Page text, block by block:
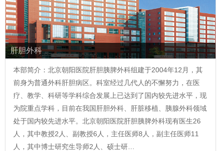
肝胆外科
本部简介：北京朝阳医院肝胆胰脾外科组建于2004年12月，其
前身为普通外科肝胆病区。科室经过几代人的不懈努力，在医
疗、教学、科研等学科综合发展上已达到了国内较先进水平，现
为院重点学科，目前在我国肝胆外科、肝脏移植、胰腺外科领域
处于国内较先进水平。北京朝阳医院肝胆胰脾外科现有医生26
人，其中教授2人、副教授6人，主任医师8人，副主任医师11
人，其中博士研究生导师2人、硕士研…